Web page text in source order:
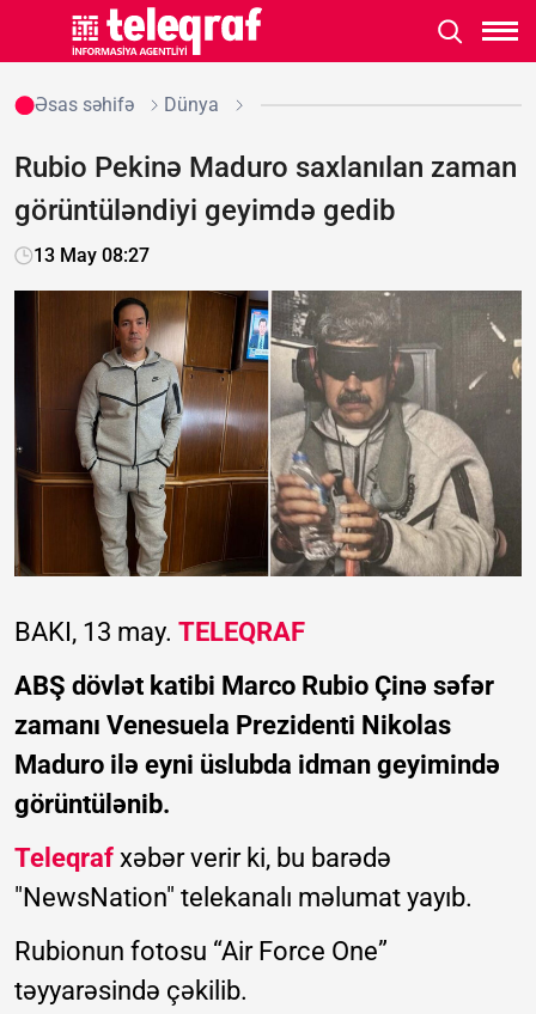
Əsas səhifə Dünya
Rubio Pekinə Maduro saxlanılan zaman
görüntüləndiyi geyimdə gedib
13 May 08:27
BAKI, 13 may. TELEQRAF
ABŞ dövlət katibi Marco Rubio Çinə səfər
zamanı Venesuela Prezidenti Nikolas
Maduro ilə eyni üslubda idman geyimində
görüntülənib.
Teleqraf xəbər verir ki, bu barədə
"NewsNation" telekanalı məlumat yayıb.
Rubionun fotosu “Air Force One”
təyyarəsində çəkilib.